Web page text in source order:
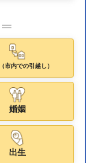
市内での引越し）
婚姻
出生